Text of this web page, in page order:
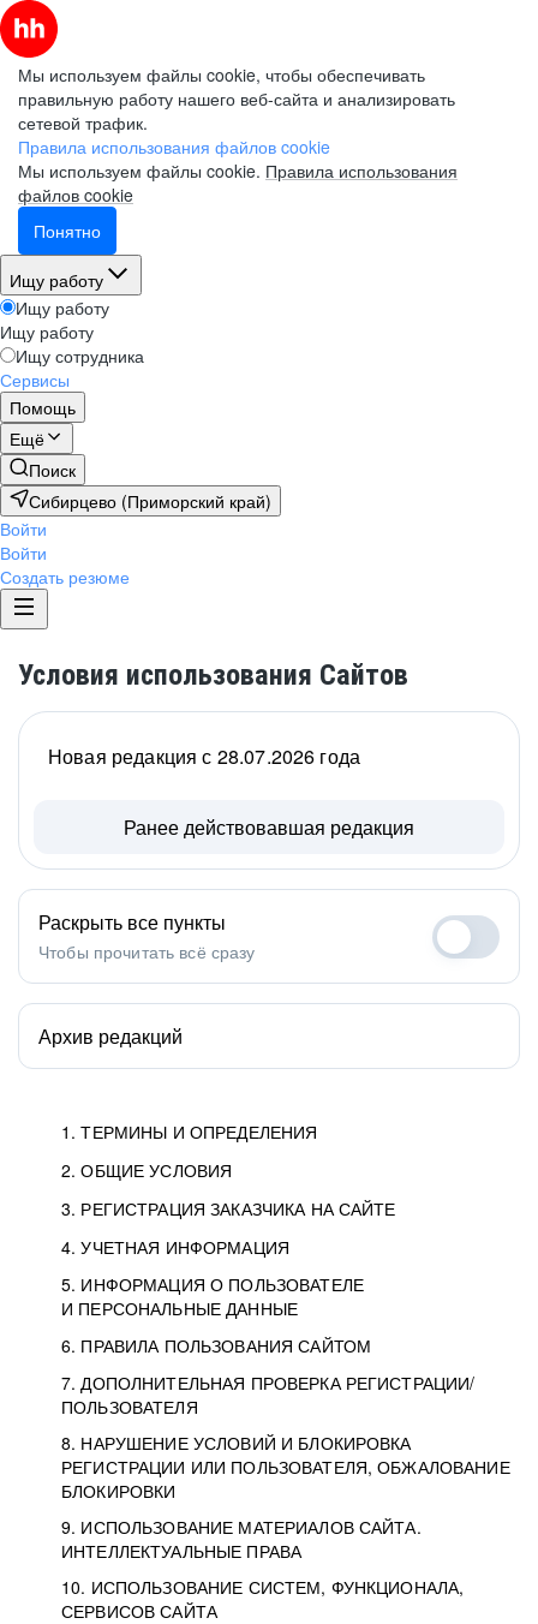
Мы используем файлы cookie, чтобы обеспечивать
правильную работу нашего веб-сайта и анализировать
сетевой трафик.
Правила использования файлов cookie
Мы используем файлы cookie. Правила использования
файлов cookie
Понятно
Ищу работу
Ищу работу
Ищу работу
Ищу сотрудника
Сервисы
Помощь
Ещё
Поиск
Сибирцево (Приморский край)
Войти
Войти
Создать резюме
Условия использования Сайтов
1. ТЕРМИНЫ И ОПРЕДЕЛЕНИЯ
2. ОБЩИЕ УСЛОВИЯ
3. РЕГИСТРАЦИЯ ЗАКАЗЧИКА НА САЙТЕ
4. УЧЕТНАЯ ИНФОРМАЦИЯ
5. ИНФОРМАЦИЯ О ПОЛЬЗОВАТЕЛЕ
И ПЕРСОНАЛЬНЫЕ ДАННЫЕ
6. ПРАВИЛА ПОЛЬЗОВАНИЯ САЙТОМ
7. ДОПОЛНИТЕЛЬНАЯ ПРОВЕРКА РЕГИСТРАЦИИ/
ПОЛЬЗОВАТЕЛЯ
8. НАРУШЕНИЕ УСЛОВИЙ И БЛОКИРОВКА
РЕГИСТРАЦИИ ИЛИ ПОЛЬЗОВАТЕЛЯ, ОБЖАЛОВАНИЕ
БЛОКИРОВКИ
9. ИСПОЛЬЗОВАНИЕ МАТЕРИАЛОВ САЙТА.
ИНТЕЛЛЕКТУАЛЬНЫЕ ПРАВА
10. ИСПОЛЬЗОВАНИЕ СИСТЕМ, ФУНКЦИОНАЛА,
СЕРВИСОВ САЙТА
Новая редакция с 28.07.2026 года
Ранее действовавшая редакция
Раскрыть все пункты
Чтобы прочитать всё сразу
Архив редакций